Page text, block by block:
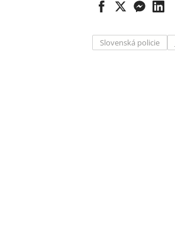
Slovenská policie